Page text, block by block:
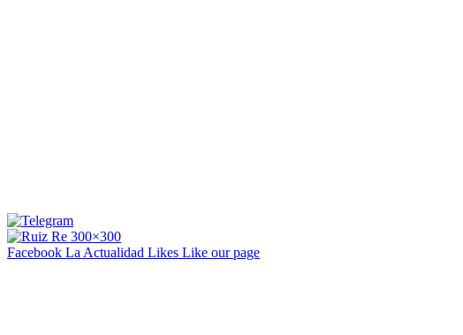
Facebook La Actualidad Likes Like our page